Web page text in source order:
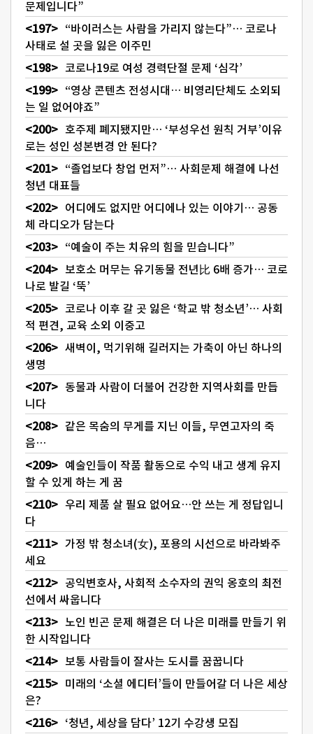
문제입니다”
“바이러스는 사람을 가리지 않는다”… 코로나
사태로 설 곳을 잃은 이주민
코로나19로 여성 경력단절 문제 ‘심각’
“영상 콘텐츠 전성시대… 비영리단체도 소외되
는 일 없어야죠”
호주제 폐지됐지만… ‘부성우선 원칙 거부’이유
로는 성인 성본변경 안 된다?
“졸업보다 창업 먼저”… 사회문제 해결에 나선
청년 대표들
어디에도 없지만 어디에나 있는 이야기… 공동
체 라디오가 담는다
“예술이 주는 치유의 힘을 믿습니다”
보호소 머무는 유기동물 전년比 6배 증가… 코로
나로 발길 ‘뚝’
코로나 이후 갈 곳 잃은 ‘학교 밖 청소년’… 사회
적 편견, 교육 소외 이중고
새벽이, 먹기위해 길러지는 가축이 아닌 하나의
생명
동물과 사람이 더불어 건강한 지역사회를 만듭
니다
같은 목숨의 무게를 지닌 이들, 무연고자의 죽
음…
예술인들이 작품 활동으로 수익 내고 생계 유지
할 수 있게 하는 게 꿈
우리 제품 살 필요 없어요…안 쓰는 게 정답입니
다
가정 밖 청소녀(女), 포용의 시선으로 바라봐주
세요
공익변호사, 사회적 소수자의 권익 옹호의 최전
선에서 싸웁니다
노인 빈곤 문제 해결은 더 나은 미래를 만들기 위
한 시작입니다
보통 사람들이 잘사는 도시를 꿈꿉니다
미래의 ‘소셜 에디터’들이 만들어갈 더 나은 세상
은?
‘청년, 세상을 담다’ 12기 수강생 모집